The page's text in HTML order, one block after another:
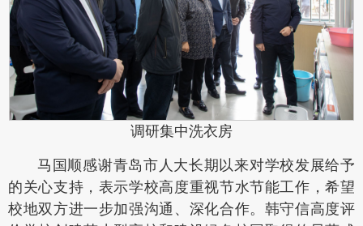
调研集中洗衣房
马国顺感谢青岛市人大长期以来对学校发展给予
的关心支持，表示学校高度重视节水节能工作，希望
校地双方进一步加强沟通、深化合作。韩守信高度评